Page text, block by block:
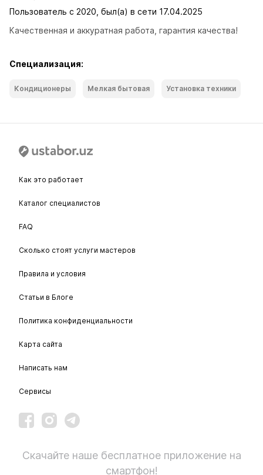
Пользователь с 2020, был(а) в сети 17.04.2025
Качественная и аккуратная работа, гарантия качества!
Специализация:
Кондиционеры Мелкая бытовая Установка техники
Как это работает
Каталог специалистов
FAQ
Сколько стоят услуги мастеров
Правила и условия
Статьи в Блоге
Политика конфиденциальности
Карта сайта
Написать нам
Сервисы
Скачайте наше бесплатное приложение на
смартфон!